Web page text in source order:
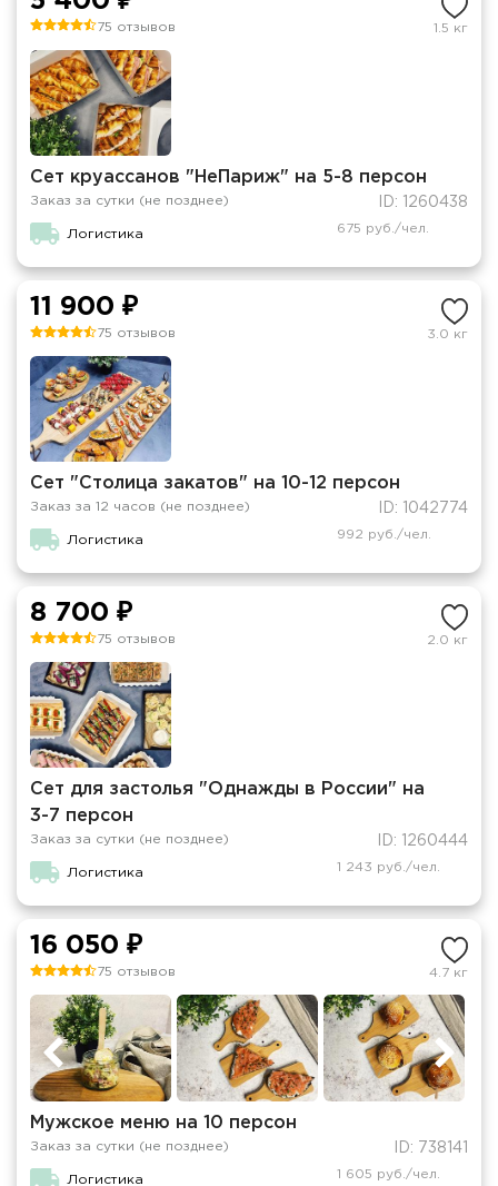
75 отзывов 1.5 кг
Сет круассанов "НеПариж" на 5-8 персон
Заказ за сутки (не позднее) ID: 1260438
Логистика 675 руб./чел.
11 900 ₽
75 отзывов 3.0 кг
Сет "Столица закатов" на 10-12 персон
Заказ за 12 часов (не позднее) ID: 1042774
Логистика 992 руб./чел.
8 700 ₽
75 отзывов 2.0 кг
Сет для застолья "Однажды в России" на
3-7 персон
Заказ за сутки (не позднее) ID: 1260444
Логистика 1 243 руб./чел.
16 050 ₽
75 отзывов 4.7 кг
Мужское меню на 10 персон
Заказ за сутки (не позднее) ID: 738141
Логистика 1 605 руб./чел.